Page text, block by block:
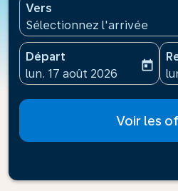
Vers
Sélectionnez l'arrivée
Départ
fc-booking-departure-
lun. 17 août 2026
today
Voir les